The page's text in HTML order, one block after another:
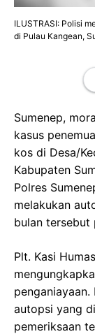
ILUSTRASI: Polisi
di Pulau Kangean,
Sumenep,
kasus
kos di Desa/
Kabupaten
Polres
melakukan
bulan
Plt. Kasi
autopsi yang
pemeriksaan